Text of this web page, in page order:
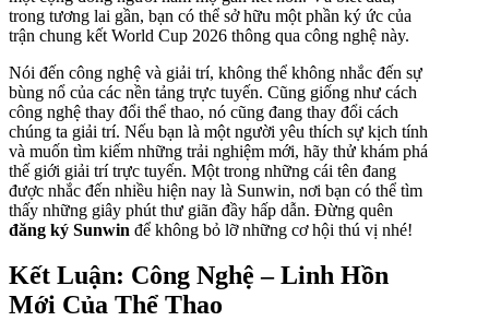
trong tương lai gần, bạn có thể sở hữu một phần ký ức của
trận chung kết World Cup 2026 thông qua công nghệ này.
Nói đến công nghệ và giải trí, không thể không nhắc đến sự
bùng nổ của các nền tảng trực tuyến. Cũng giống như cách
công nghệ thay đổi thể thao, nó cũng đang thay đổi cách
chúng ta giải trí. Nếu bạn là một người yêu thích sự kịch tính
và muốn tìm kiếm những trải nghiệm mới, hãy thử khám phá
thế giới giải trí trực tuyến. Một trong những cái tên đang
được nhắc đến nhiều hiện nay là Sunwin, nơi bạn có thể tìm
thấy những giây phút thư giãn đầy hấp dẫn. Đừng quên
đăng ký Sunwin để không bỏ lỡ những cơ hội thú vị nhé!
Kết Luận: Công Nghệ – Linh Hồn
Mới Của Thể Thao